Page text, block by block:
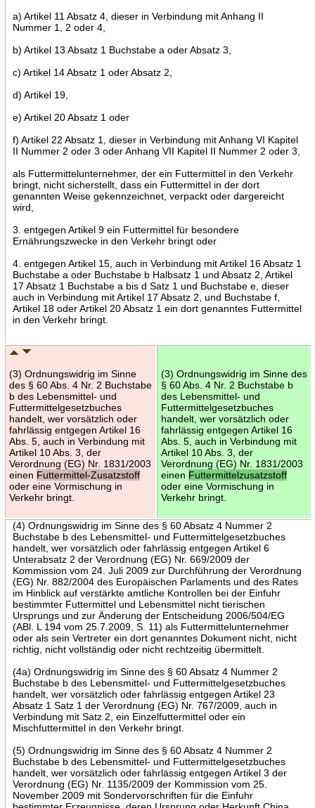
a) Artikel 11 Absatz 4, dieser in Verbindung mit Anhang II
Nummer 1, 2 oder 4,
b) Artikel 13 Absatz 1 Buchstabe a oder Absatz 3,
c) Artikel 14 Absatz 1 oder Absatz 2,
d) Artikel 19,
e) Artikel 20 Absatz 1 oder
f) Artikel 22 Absatz 1, dieser in Verbindung mit Anhang VI Kapitel
II Nummer 2 oder 3 oder Anhang VII Kapitel II Nummer 2 oder 3,
als Futtermittelunternehmer, der ein Futtermittel in den Verkehr
bringt, nicht sicherstellt, dass ein Futtermittel in der dort
genannten Weise gekennzeichnet, verpackt oder dargereicht
wird,
3. entgegen Artikel 9 ein Futtermittel für besondere
Ernährungszwecke in den Verkehr bringt oder
4. entgegen Artikel 15, auch in Verbindung mit Artikel 16 Absatz 1
Buchstabe a oder Buchstabe b Halbsatz 1 und Absatz 2, Artikel
17 Absatz 1 Buchstabe a bis d Satz 1 und Buchstabe e, dieser
auch in Verbindung mit Artikel 17 Absatz 2, und Buchstabe f,
Artikel 18 oder Artikel 20 Absatz 1 ein dort genanntes Futtermittel
in den Verkehr bringt.
(3) Ordnungswidrig im Sinne
des § 60 Abs. 4 Nr. 2 Buchstabe
b des Lebensmittel- und
Futtermittelgesetzbuches
handelt, wer vorsätzlich oder
fahrlässig entgegen Artikel 16
Abs. 5, auch in Verbindung mit
Artikel 10 Abs. 3, der
Verordnung (EG) Nr. 1831/2003
einen Futtermittel-Zusatzstoff
oder eine Vormischung in
Verkehr bringt.
(3) Ordnungswidrig im Sinne des
§ 60 Abs. 4 Nr. 2 Buchstabe b
des Lebensmittel- und
Futtermittelgesetzbuches
handelt, wer vorsätzlich oder
fahrlässig entgegen Artikel 16
Abs. 5, auch in Verbindung mit
Artikel 10 Abs. 3, der
Verordnung (EG) Nr. 1831/2003
einen Futtermittelzusatzstoff
oder eine Vormischung in
Verkehr bringt.
(4) Ordnungswidrig im Sinne des § 60 Absatz 4 Nummer 2
Buchstabe b des Lebensmittel- und Futtermittelgesetzbuches
handelt, wer vorsätzlich oder fahrlässig entgegen Artikel 6
Unterabsatz 2 der Verordnung (EG) Nr. 669/2009 der
Kommission vom 24. Juli 2009 zur Durchführung der Verordnung
(EG) Nr. 882/2004 des Europäischen Parlaments und des Rates
im Hinblick auf verstärkte amtliche Kontrollen bei der Einfuhr
bestimmter Futtermittel und Lebensmittel nicht tierischen
Ursprungs und zur Änderung der Entscheidung 2006/504/EG
(ABl. L 194 vom 25.7.2009, S. 11) als Futtermittelunternehmer
oder als sein Vertreter ein dort genanntes Dokument nicht, nicht
richtig, nicht vollständig oder nicht rechtzeitig übermittelt.
(4a) Ordnungswidrig im Sinne des § 60 Absatz 4 Nummer 2
Buchstabe b des Lebensmittel- und Futtermittelgesetzbuches
handelt, wer vorsätzlich oder fahrlässig entgegen Artikel 23
Absatz 1 Satz 1 der Verordnung (EG) Nr. 767/2009, auch in
Verbindung mit Satz 2, ein Einzelfuttermittel oder ein
Mischfuttermittel in den Verkehr bringt.
(5) Ordnungswidrig im Sinne des § 60 Absatz 4 Nummer 2
Buchstabe b des Lebensmittel- und Futtermittelgesetzbuches
handelt, wer vorsätzlich oder fahrlässig entgegen Artikel 3 der
Verordnung (EG) Nr. 1135/2009 der Kommission vom 25.
November 2009 mit Sondervorschriften für die Einfuhr